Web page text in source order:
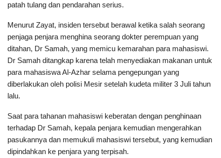
patah tulang dan pendarahan serius.
Menurut Zayat, insiden tersebut berawal ketika salah seorang
penjaga penjara menghina seorang dokter perempuan yang
ditahan, Dr Samah, yang memicu kemarahan para mahasiswi.
Dr Samah ditangkap karena telah menyediakan makanan untuk
para mahasiswa Al-Azhar selama pengepungan yang
diberlakukan oleh polisi Mesir setelah kudeta militer 3 Juli tahun
lalu.
Saat para tahanan mahasiswi keberatan dengan penghinaan
terhadap Dr Samah, kepala penjara kemudian mengerahkan
pasukannya dan memukuli mahasiswi tersebut, yang kemudian
dipindahkan ke penjara yang terpisah.